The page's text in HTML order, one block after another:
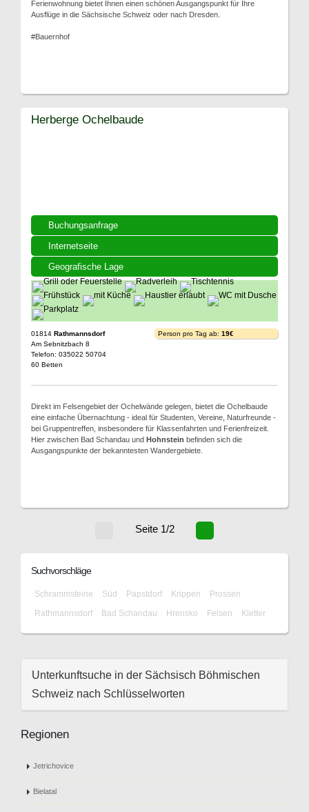
Ferienwohnung bietet Ihnen einen schönen Ausgangspunkt für Ihre
Ausflüge in die Sächsische Schweiz oder nach Dresden.
#Bauernhof
Buchungsanfrage
Internetseite
Geografische Lage
Herberge Ochelbaude
01814 Rathmannsdorf
Am Sebnitzbach 8
Telefon: 035022 50704
60 Betten
Person pro Tag ab: 19€
Direkt im Felsengebiet der Ochelwände gelegen, bietet die Ochelbaude
eine einfache Übernachtung - ideal für Studenten, Vereine, Naturfreunde -
bei Gruppentreffen, insbesondere für Klassenfahrten und Ferienfreizeit.
Hier zwischen Bad Schandau und Hohnstein befinden sich die
Ausgangspunkte der bekanntesten Wandergebiete.
Seite 1/2
Suchvorschläge
Schrammsteine Süd Papstdorf Krippen
Prossen
Rathmannsdorf
Bad Schandau Hrensko Felsen Kletter
Unterkunftsuche in der Sächsisch Böhmischen
Schweiz nach Schlüsselworten
Regionen
Jetrichovice
Bielatal